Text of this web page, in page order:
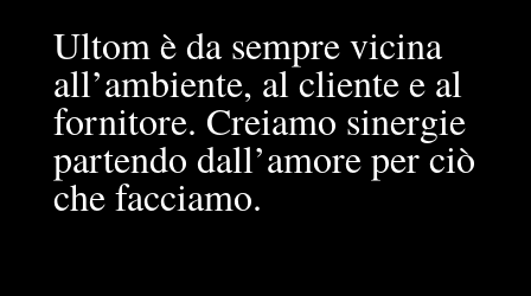
Ultom è da sempre vicina
all’ambiente, al cliente e al
fornitore. Creiamo sinergie
partendo dall’amore per ciò
che facciamo.